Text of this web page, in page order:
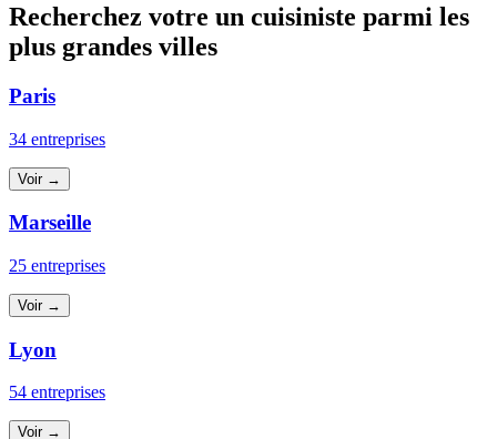
Recherchez votre un cuisiniste parmi les
plus grandes villes
Paris
34 entreprises
Voir →
Marseille
25 entreprises
Voir →
Lyon
54 entreprises
Voir →